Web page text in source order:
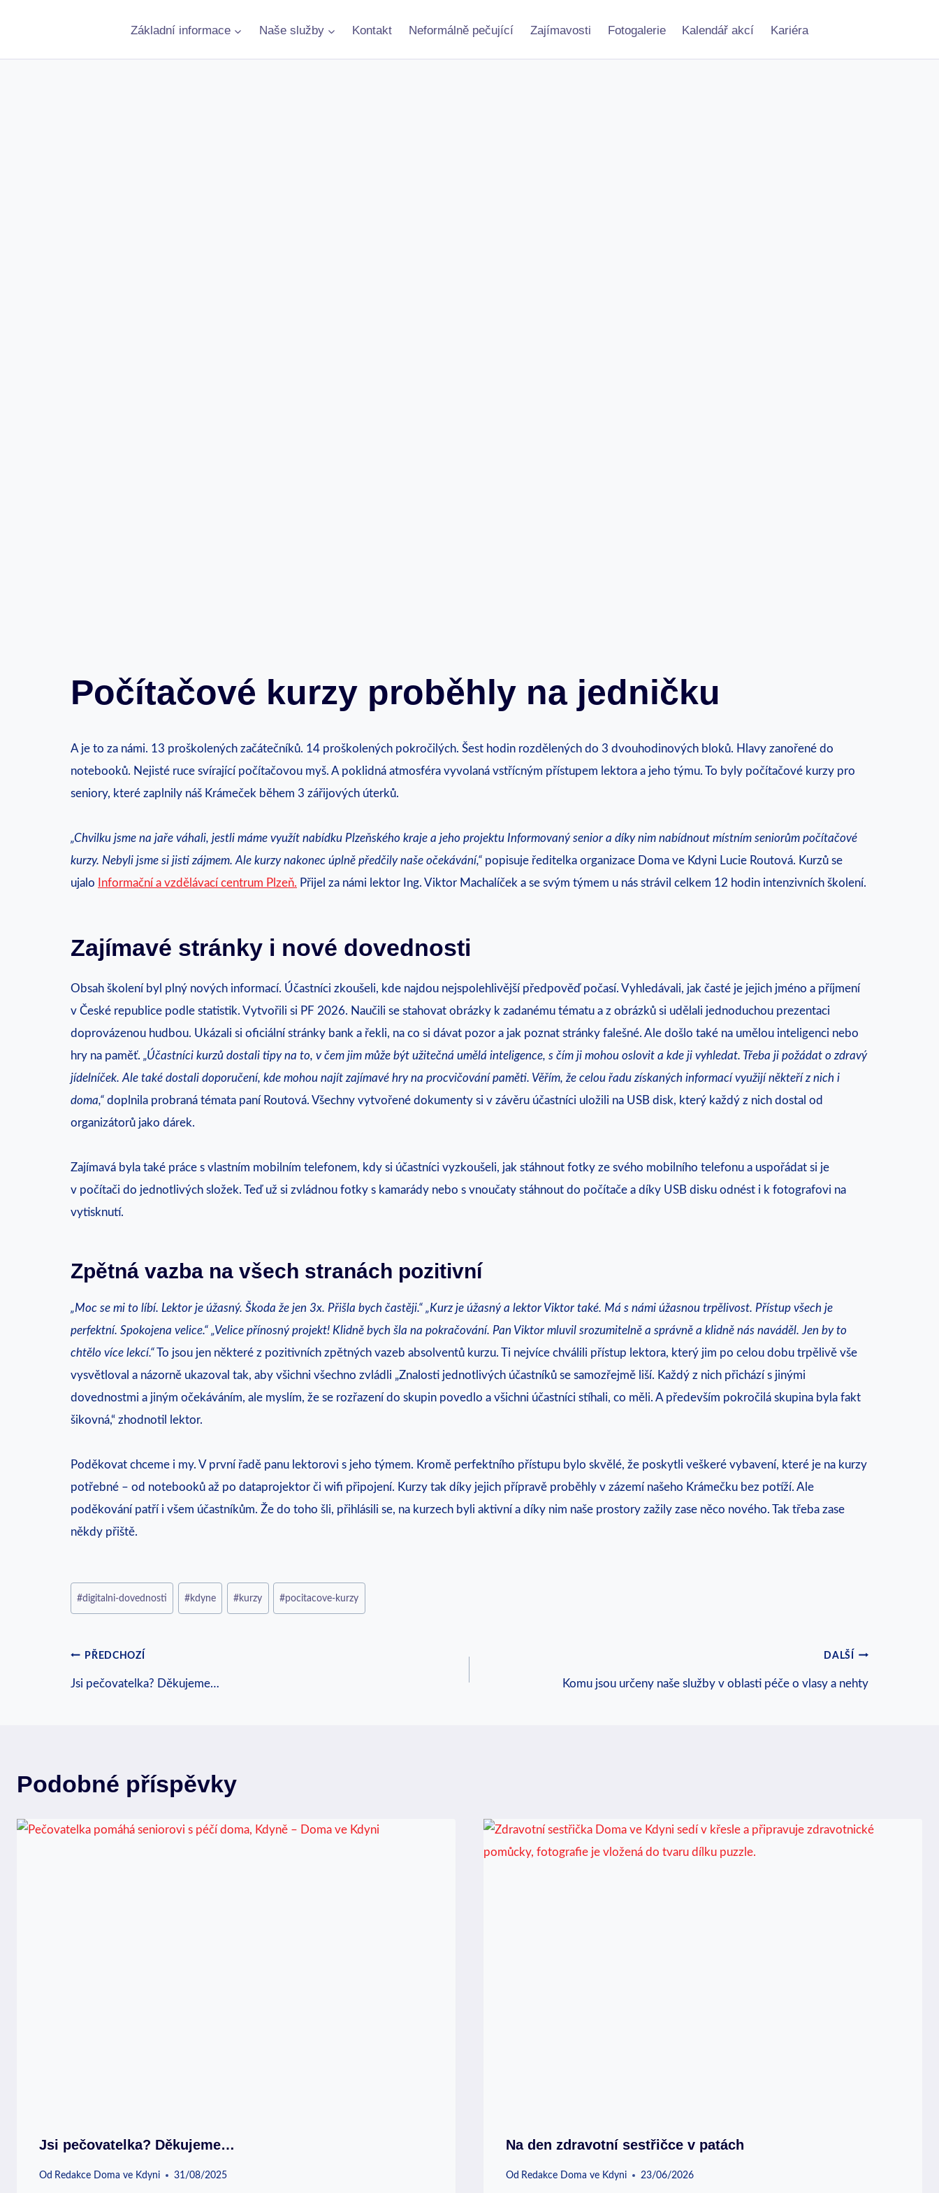
Základní informace Naše služby Kontakt Neformálně pečující Zajímavosti Fotogalerie Kalendář akcí Kariéra
Počítačové kurzy proběhly na jedničku
A je to za námi. 13 proškolených začátečníků. 14 proškolených pokročilých. Šest hodin rozdělených do 3 dvouhodinových bloků. Hlavy zanořené do
notebooků. Nejisté ruce svírající počítačovou myš. A poklidná atmosféra vyvolaná vstřícným přístupem lektora a jeho týmu. To byly počítačové kurzy pro
seniory, které zaplnily náš Krámeček během 3 zářijových úterků.
„Chvilku jsme na jaře váhali, jestli máme využít nabídku Plzeňského kraje a jeho projektu Informovaný senior a díky nim nabídnout místním seniorům počítačové
kurzy. Nebyli jsme si jisti zájmem. Ale kurzy nakonec úplně předčily naše očekávání,“ popisuje ředitelka organizace Doma ve Kdyni Lucie Routová. Kurzů se
ujalo
Informační a vzdělávací centrum Plzeň. Přijel za námi lektor Ing. Viktor Machalíček a se svým týmem u nás strávil celkem 12 hodin intenzivních školení.
Zajímavé stránky i nové dovednosti
Obsah školení byl plný nových informací. Účastníci zkoušeli, kde najdou nejspolehlivější předpověď počasí. Vyhledávali, jak časté je jejich jméno a příjmení
v České republice podle statistik. Vytvořili si PF 2026. Naučili se stahovat obrázky k zadanému tématu a z obrázků si udělali jednoduchou prezentaci
doprovázenou hudbou. Ukázali si oficiální stránky bank a řekli, na co si dávat pozor a jak poznat stránky falešné. Ale došlo také na umělou inteligenci nebo
hry na paměť. „Účastníci kurzů dostali tipy na to, v čem jim může být užitečná umělá inteligence, s čím ji mohou oslovit a kde ji vyhledat. Třeba ji požádat o zdravý
jídelníček. Ale také dostali doporučení, kde mohou najít zajímavé hry na procvičování paměti. Věřím, že celou řadu získaných informací využijí někteří z nich i
doma,“ doplnila probraná témata paní Routová. Všechny vytvořené dokumenty si v závěru účastníci uložili na USB disk, který každý z nich dostal od
organizátorů jako dárek.
Zajímavá byla také práce s vlastním mobilním telefonem, kdy si účastníci vyzkoušeli, jak stáhnout fotky ze svého mobilního telefonu a uspořádat si je
v počítači do jednotlivých složek. Teď už si zvládnou fotky s kamarády nebo s vnoučaty stáhnout do počítače a díky USB disku odnést i k fotografovi na
vytisknutí.
Zpětná vazba na všech stranách pozitivní
„Moc se mi to líbí. Lektor je úžasný. Škoda že jen 3x. Přišla bych častěji.“ „Kurz je úžasný a lektor Viktor také. Má s námi úžasnou trpělivost. Přístup všech je
perfektní. Spokojena velice.“ „Velice přínosný projekt! Klidně bych šla na pokračování. Pan Viktor mluvil srozumitelně a správně a klidně nás naváděl. Jen by to
chtělo více lekcí.“To jsou jen některé z pozitivních zpětných vazeb absolventů kurzu. Ti nejvíce chválili přístup lektora, který jim po celou dobu trpělivě vše
vysvětloval a názorně ukazoval tak, aby všichni všechno zvládli „Znalosti jednotlivých účastníků se samozřejmě liší. Každý z nich přichází s jinými
dovednostmi a jiným očekáváním, ale myslím, že se rozřazení do skupin povedlo a všichni účastníci stíhali, co měli. A především pokročilá skupina byla fakt
šikovná,“ zhodnotil lektor.
Poděkovat chceme i my. V první řadě panu lektorovi s jeho týmem. Kromě perfektního přístupu bylo skvělé, že poskytli veškeré vybavení, které je na kurzy
potřebné – od notebooků až po dataprojektor či wifi připojení. Kurzy tak díky jejich přípravě proběhly v zázemí našeho Krámečku bez potíží. Ale
poděkování patří i všem účastníkům. Že do toho šli, přihlásili se, na kurzech byli aktivní a díky nim naše prostory zažily zase něco nového. Tak třeba zase
někdy přiště.
Štítky
příspěvků:
#digitalni-dovednosti #kdyne #kurzy #pocitacove-kurzy
Navigace
pro
PŘEDCHOZÍ
Jsi pečovatelka? Děkujeme…
DALŠÍ
Komu jsou určeny naše služby v oblasti péče o vlasy a nehty
Podobné příspěvky
Jsi pečovatelka? Děkujeme…
Od Redakce Doma ve Kdyni 31/08/2025
Na den zdravotní sestřičce v patách
Od Redakce Doma ve Kdyni 23/06/2026